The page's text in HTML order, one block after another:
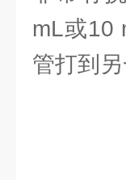
mL或10
管打到